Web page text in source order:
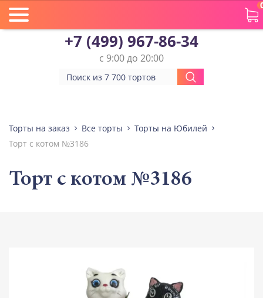
+7 (499) 967-86-34
с 9:00 до 20:00
Торты на заказ Все торты
Торты на Юбилей
Торт с котом №3186
Торт с котом №3186